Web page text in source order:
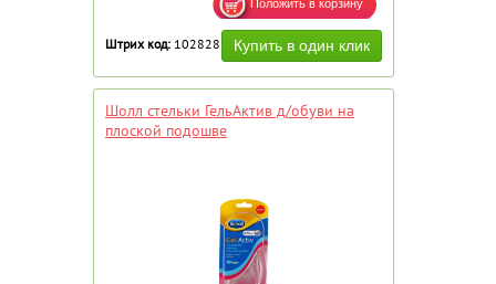
Штрих код: 102828
Шолл стельки ГельАктив д/обуви на
плоской подошве